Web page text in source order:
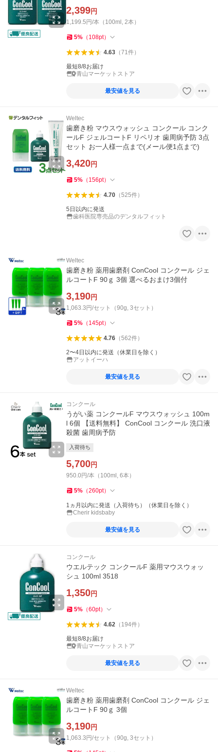
2,399円
1,199.5円/本（100ml, 2本）
5% （ 108pt）
4.63（71件）
最短8/8お届け
青山マーケットストア
最安値を見る
Weltec
歯磨き粉 マウスウォッシュ コンクール コンク
ールF ジェルコートF リペリオ 歯周病予防 3点
セット お一人様一点まで(メール便1点まで)
3,420円
5% （ 156pt）
4.70（525件）
5日以内に発送
歯科医院専売品のデンタルフィット
Weltec
歯磨き粉 薬用歯磨剤 ConCool コンクール ジェ
ルコートF 90ｇ 3個 選べるおまけ3個付
3,190円
1,063.3円/セット（90g, 3セット）
5% （ 145pt）
4.76（562件）
2〜4日以内に発送（休業日を除く）
アットイーハ
最安値を見る
コンクール
うがい薬 コンクールF マウスウォッシュ 100m
l 6個 【送料無料】 ConCool コンクール 洗口液
殺菌 歯周病予防
入荷待ち
5,700円
950.0円/本（100ml, 6本）
5% （260pt）
1ヵ月以内に発送（入荷待ち）（休業日を除く）
Cherir kidsbaby
最安値を見る
コンクール
ウエルテック コンクールF 薬用マウスウォッ
シュ 100ml 3518
1,350円
5% （60pt）
4.62（ 194件）
最短8/8お届け
青山マーケットストア
最安値を見る
Weltec
歯磨き粉 薬用歯磨剤 ConCool コンクール ジェ
ルコートF 90ｇ 3個
3,190円
1,063.3円/セット（90g, 3セット）